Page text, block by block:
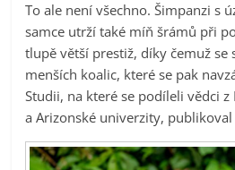
To ale není všechno. Šimpanzi s
samce utrží také míň šrámů při
tlupě větší prestiž, díky čemuž se
menších koalic, které se pak
Studii, na které se podíleli vědci
a Arizonské univerzity, publikoval